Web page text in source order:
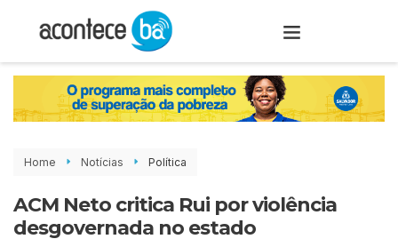
Home Notícias Política
ACM Neto critica Rui por violência
desgovernada no estado